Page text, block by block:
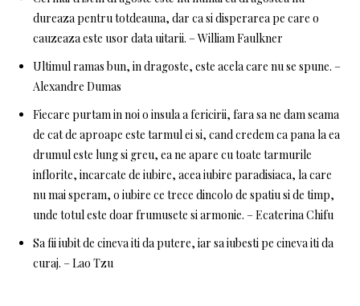
dureaza pentru totdeauna, dar ca si disperarea pe care o
cauzeaza este usor data uitarii. – William Faulkner
Ultimul ramas bun, in dragoste, este acela care nu se spune. –
Alexandre Dumas
Fiecare purtam in noi o insula a fericirii, fara sa ne dam seama
de cat de aproape este tarmul ei si, cand credem ca pana la ea
drumul este lung si greu, ea ne apare cu toate tarmurile
inflorite, incarcate de iubire, acea iubire paradisiaca, la care
nu mai speram, o iubire ce trece dincolo de spatiu si de timp,
unde totul este doar frumusete si armonie. – Ecaterina Chifu
Sa fii iubit de cineva iti da putere, iar sa iubesti pe cineva iti da
curaj. – Lao Tzu